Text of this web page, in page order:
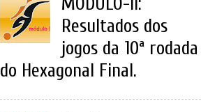
Resultados dos
jogos da 10ª rodada
do Hexagonal Final.